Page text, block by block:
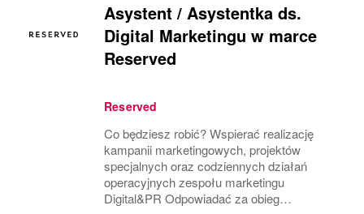
Asystent / Asystentka ds.
Digital Marketingu w marce
Reserved
Reserved
Co będziesz robić? Wspierać realizację
kampanii marketingowych, projektów
specjalnych oraz codziennych działań
operacyjnych zespołu marketingu
Digital&PR Odpowiadać za obieg